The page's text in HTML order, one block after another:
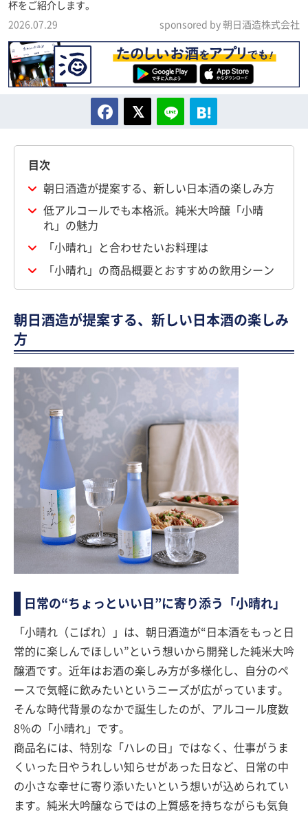
杯をご紹介します。
2026.07.29
sponsored by 朝日酒造株式会社
目次
朝日酒造が提案する、新しい日本酒の楽しみ方
低アルコールでも本格派。純米大吟醸「小晴
れ」の魅力
「小晴れ」と合わせたいお料理は
「小晴れ」の商品概要とおすすめの飲用シーン
朝日酒造が提案する、新しい日本酒の楽しみ
方
日常の“ちょっといい日”に寄り添う「小晴れ」
「小晴れ（こばれ）」は、朝日酒造が“日本酒をもっと日
常的に楽しんでほしい”という想いから開発した純米大吟
醸酒です。近年はお酒の楽しみ方が多様化し、自分のペ
ースで気軽に飲みたいというニーズが広がっています。
そんな時代背景のなかで誕生したのが、アルコール度数
8％の「小晴れ」です。
商品名には、特別な「ハレの日」ではなく、仕事がうま
くいった日やうれしい知らせがあった日など、日常の中
の小さな幸せに寄り添いたいという想いが込められてい
ます。純米大吟醸ならではの上質感を持ちながらも気負